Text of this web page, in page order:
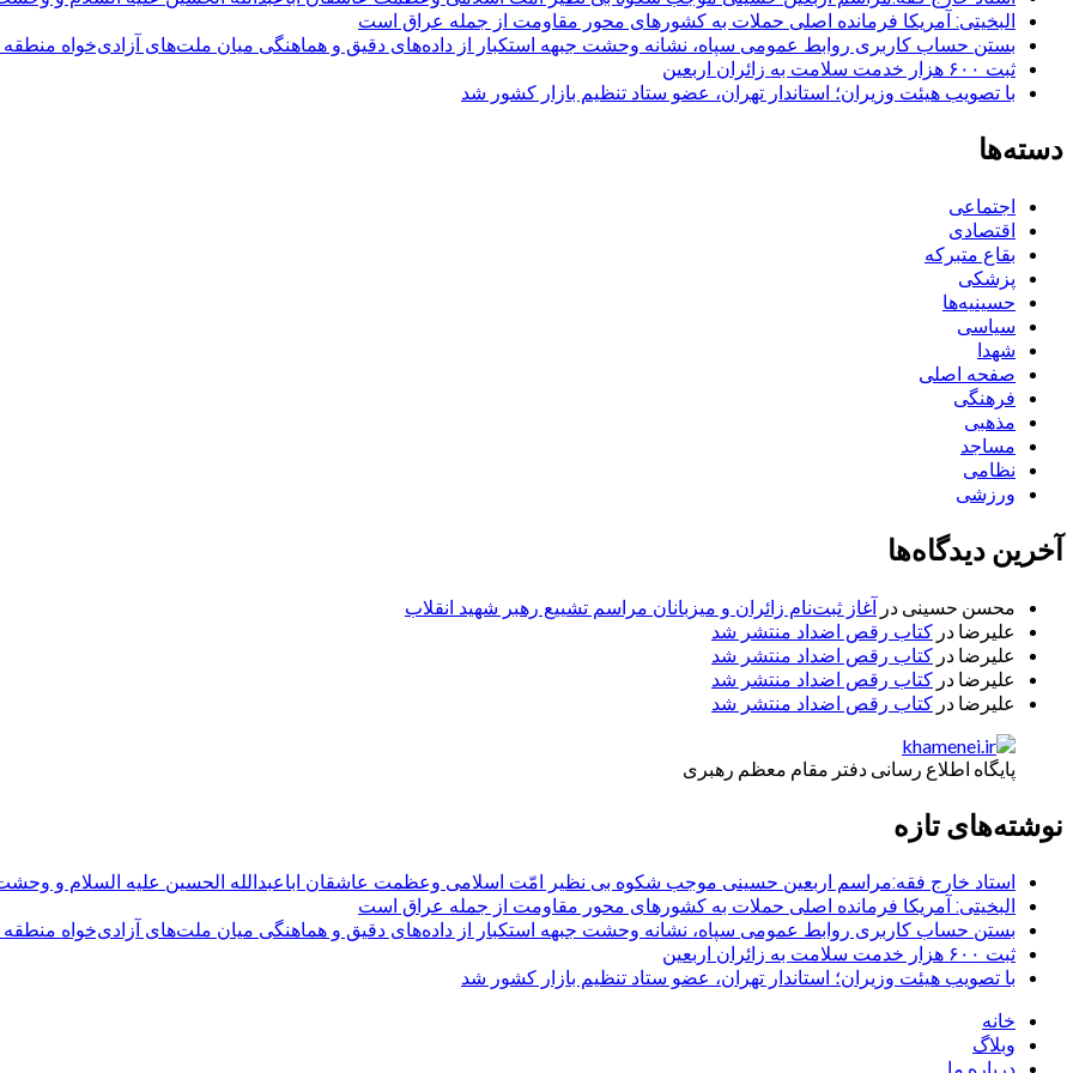
البخیتی: آمریکا فرمانده اصلی حملات به کشورهای محور مقاومت از جمله عراق است
بستن حساب کاربری روابط عمومی سپاه، نشانه‌ وحشت جبهه استکبار از داده‌های دقیق و هماهنگی میان ملت‌های آزادی‌خواه
ثبت ۶۰۰ هزار خدمت سلامت به زائران اربعین
با تصویب هیئت وزیران؛ استاندار تهران، عضو ستاد تنظیم بازار کشور شد
دسته‌ها
اجتماعی
اقتصادی
بقاع متبرکه
پزشکی
حسینیه‌ها
سیاسی
شهدا
صفحه اصلی
فرهنگی
مذهبی
مساجد
نظامی
ورزشی
آخرین دیدگاه‌ها
محسن حسینی در آغاز ثبت‌نام زائران و میزبانان مراسم تشییع رهبر شهید انقلاب
علیرضا در کتاب رقص اضداد منتشر شد
علیرضا در کتاب رقص اضداد منتشر شد
علیرضا در کتاب رقص اضداد منتشر شد
علیرضا در کتاب رقص اضداد منتشر شد
پایگاه اطلاع رسانی دفتر مقام معظم رهبری
نوشته‌های تازه
استاد خارج فقه:مراسم اربعین حسینی موجب شکوه بی نظیر امّت اسلامی وعظمت عاشقان اباعبدالله الحسین علیه السلام و
البخیتی: آمریکا فرمانده اصلی حملات به کشورهای محور مقاومت از جمله عراق است
بستن حساب کاربری روابط عمومی سپاه، نشانه‌ وحشت جبهه استکبار از داده‌های دقیق و هماهنگی میان ملت‌های آزادی‌خواه
ثبت ۶۰۰ هزار خدمت سلامت به زائران اربعین
با تصویب هیئت وزیران؛ استاندار تهران، عضو ستاد تنظیم بازار کشور شد
خانه
وبلاگ
درباره ما